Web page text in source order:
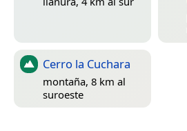
Cerro la Cuchara
montaña, 8 km al
suroeste